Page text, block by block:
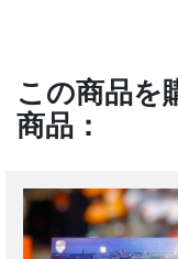
この商品を
商品：